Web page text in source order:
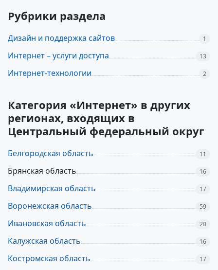
Рубрики раздела
Дизайн и поддержка сайтов 1
Интернет – услуги доступа 13
Интернет-технологии 2
Категория «Интернет» в других
регионах, входящих в
Центральный федеральный округ
Белгородская область 11
Брянская область 16
Владимирская область 17
Воронежская область 59
Ивановская область 20
Калужская область 16
Костромская область 17